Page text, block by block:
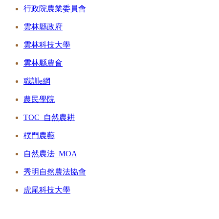
行政院農業委員會
雲林縣政府
雲林科技大學
雲林縣農會
職訓e網
農民學院
TOC_自然農耕
樸門農藝
自然農法_MOA
秀明自然農法協會
虎尾科技大學